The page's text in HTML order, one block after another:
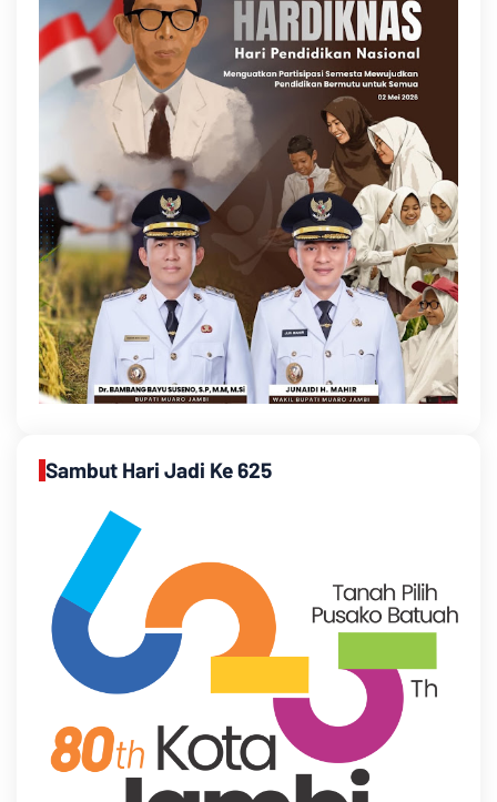
Sambut Hari Jadi Ke 625